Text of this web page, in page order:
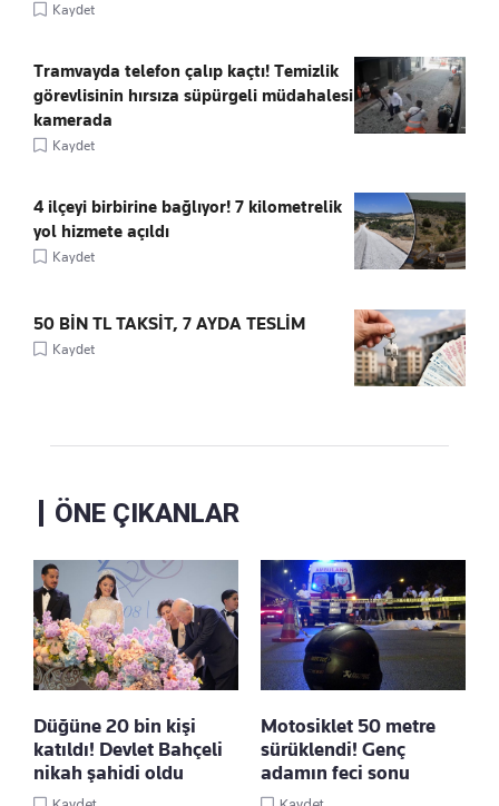
Kaydet
Tramvayda telefon çalıp kaçtı! Temizlik
görevlisinin hırsıza süpürgeli müdahalesi
kamerada
Kaydet
4 ilçeyi birbirine bağlıyor! 7 kilometrelik
yol hizmete açıldı
Kaydet
50 BİN TL TAKSİT, 7 AYDA TESLİM
Kaydet
ÖNE ÇIKANLAR
Düğüne 20 bin kişi
katıldı! Devlet Bahçeli
nikah şahidi oldu
Motosiklet 50 metre
sürüklendi! Genç
adamın feci sonu